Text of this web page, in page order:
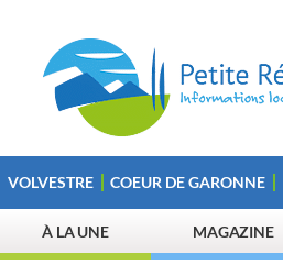
VOLVESTRE COEUR DE GARONNE
À LA UNE MAGAZINE